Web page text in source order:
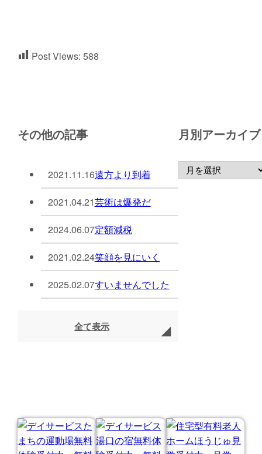
Post Views: 588
その他の記事
2021.11.16遠方より到着
2021.04.21芸術は爆発だ
2024.06.07定額減税
2021.02.24笑顔を見にいく
2025.02.07すいませんでした
全て表示
月別アーカイブ